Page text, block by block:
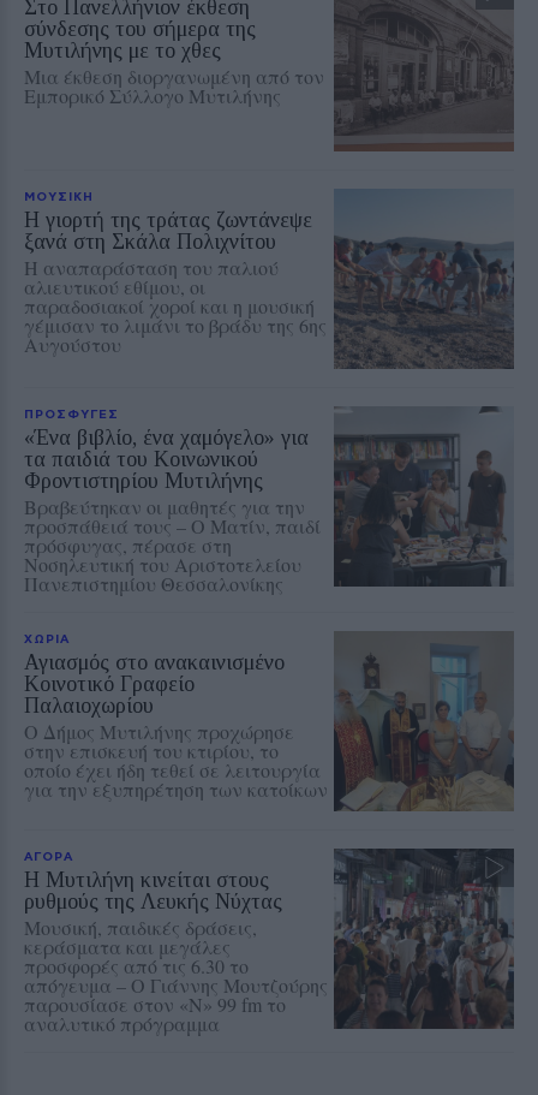
Στο Πανελλήνιον έκθεση
σύνδεσης του σήμερα της
Μυτιλήνης με το χθες
Μια έκθεση διοργανωμένη από τον
Εμπορικό Σύλλογο Μυτιλήνης
ΜΟΥΣΙΚΗ
Η γιορτή της τράτας ζωντάνεψε
ξανά στη Σκάλα Πολιχνίτου
Η αναπαράσταση του παλιού
αλιευτικού εθίμου, οι
παραδοσιακοί χοροί και η μουσική
γέμισαν το λιμάνι το βράδυ της 6ης
Αυγούστου
ΠΡΟΣΦΥΓΕΣ
«Ένα βιβλίο, ένα χαμόγελο» για
τα παιδιά του Κοινωνικού
Φροντιστηρίου Μυτιλήνης
Βραβεύτηκαν οι μαθητές για την
προσπάθειά τους – Ο Ματίν, παιδί
πρόσφυγας, πέρασε στη
Νοσηλευτική του Αριστοτελείου
Πανεπιστημίου Θεσσαλονίκης
ΧΩΡΙΑ
Αγιασμός στο ανακαινισμένο
Κοινοτικό Γραφείο
Παλαιοχωρίου
Ο Δήμος Μυτιλήνης προχώρησε
στην επισκευή του κτιρίου, το
οποίο έχει ήδη τεθεί σε λειτουργία
για την εξυπηρέτηση των κατοίκων
ΑΓΟΡΑ
Η Μυτιλήνη κινείται στους
ρυθμούς της Λευκής Νύχτας
Μουσική, παιδικές δράσεις,
κεράσματα και μεγάλες
προσφορές από τις 6.30 το
απόγευμα – Ο Γιάννης Μουτζούρης
παρουσίασε στον «Ν» 99 fm το
αναλυτικό πρόγραμμα